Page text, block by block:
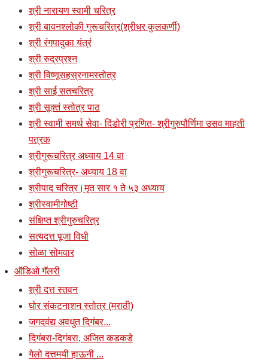
श्री नारायण स्वामी चरित्र
श्री बावनश्लोकी गुरूचरित्र(श्रीधर कुलकर्णी)
श्री रंगपादुका यंत्रं
श्री रुद्रप्रश्न
श्री विष्णूसहस्रनामस्तोत्र
श्री साई सतचरित्र
श्री सूक्तं स्तोत्र पाठ
श्री स्वामी समर्थ सेवा- दिंडोरी प्रणित- श्रीगुरुपौर्णिमा उसव माहती
पत्रक
श्रीगुरूचरित्र अध्याय 14 वा
श्रीगुरूचरित्र- अध्याय 18 वा
श्रीपाद चरित्र।मृत सार १ ते ५३ अध्याय
श्रीस्वामीगोष्टी
संक्षिप्त श्रीगुरुचरित्र
सत्यदत्त पूजा विधी
सोळा सोमवार
ऑडिओ गॅलरी
श्री दत्त स्तवन
घोर संकटनाशन स्तोत्र (मराठी)
जगदवंद्य अवधुत दिगंबर...
दिगंबरा-दिगंबरा, अजित कडकडे
गेलो दत्तमयी हाऊनी ...